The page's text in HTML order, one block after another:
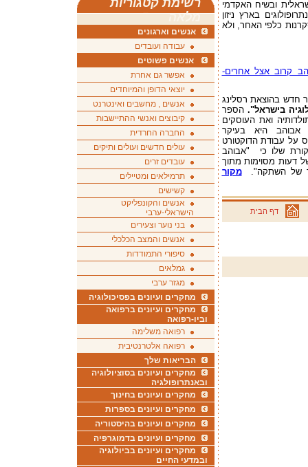
ובשיח האקדמי
בארץ ניזון
כלפי האחר, ולא
קרוב אצל אחרים-
חדש בהוצאת רסלינג
בישראל". הספר
ואת העוסקים
אבוהב היא בעיקר
על עבודת הדוקטורט
שלו כי "אבוהב
דעות מסוימות מתוך
של השתקה".
מקור
דף הבית
רשימת קטגוריות
מלאה
אנשים וארגונים
עבודה ועובדים
אנשים פשוטים
אפשר גם אחרת
יוצאי הדופן והמיוחדים
אנשים , מחשבים ואינטרנט
קיבוצים ואנשי ההתיישבות
החברה החרדית
עולים חדשים ועולים ותיקים
עובדים זרים
תרמילאים ומטיילים
קשישים
אנשים והקונפליקט
הישראלי-ערבי
בני נוער וצעירים
אנשים והמצב הכלכלי
סיפורי התמודדות
גמלאים
מגזר ערבי
מחקרים ועיונים בפסיכולוגיה
מחקרים ועיונים ברפואה
וביו-רפואה
רפואה משלימה
רפואה אלטרנטיבית
הבריאות שלך
מחקרים ועיונים בסוציולוגיה
ובאנתרופולגיה
מחקרים ועיונים בחינוך
מחקרים ועיונים בספרות
מחקרים ועיונים בהיסטוריה
מחקרים ועיונים בדמוגרפיה
מחקרים ועיונים בביולוגיה
ובמדעי החיים